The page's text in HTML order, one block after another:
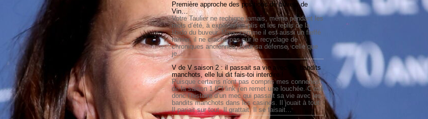
Première approche des positions du buveur de
Vin…
Votre Taulier ne rechigne jamais, même pendant les
mois d’été, à explorer les plis et les replis de la
libido du buveur. Mais, comme il est aussi un fieffé
ramier, il ne crache pas sur le recyclage de
chroniques anciennes. Pour sa défense, celle que
je...
V de V saison 2 : il passait sa vie avec les bandits
manchots, elle lui dit fais-toi interdire !
Puisque certains n'ont pas compris mes conneries
de la saison 1 ICI link j'en remet une louchée. C’est
donc l’histoire d’un mec qui passait sa vie avec les
bandits manchots dans les casinos. Il jouait à tout.
Il pariait sur tout. Il grattait. Il se faisait...